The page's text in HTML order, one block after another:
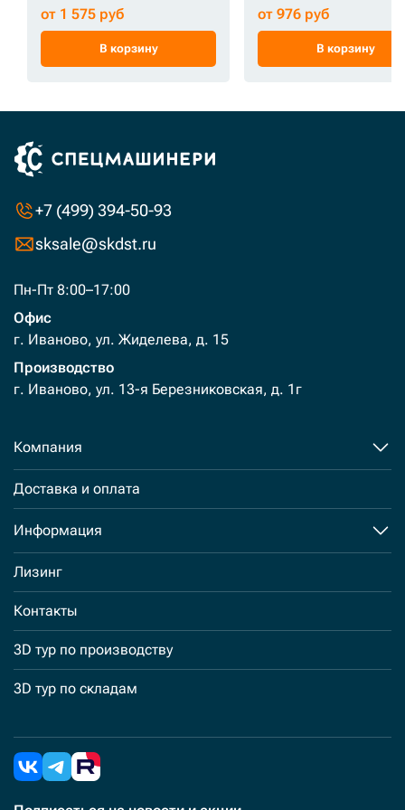
от 1 575 руб
В корзину
от 976 руб
В корзину
+7 (499) 394-50-93
sksale@skdst.ru
Пн-Пт 8:00–17:00
Офис
г. Иваново, ул. Жиделева, д. 15
Производство
г. Иваново, ул. 13-я Березниковская, д. 1г
Компания
Доставка и оплата
Информация
Лизинг
Контакты
3D тур по производству
3D тур по складам